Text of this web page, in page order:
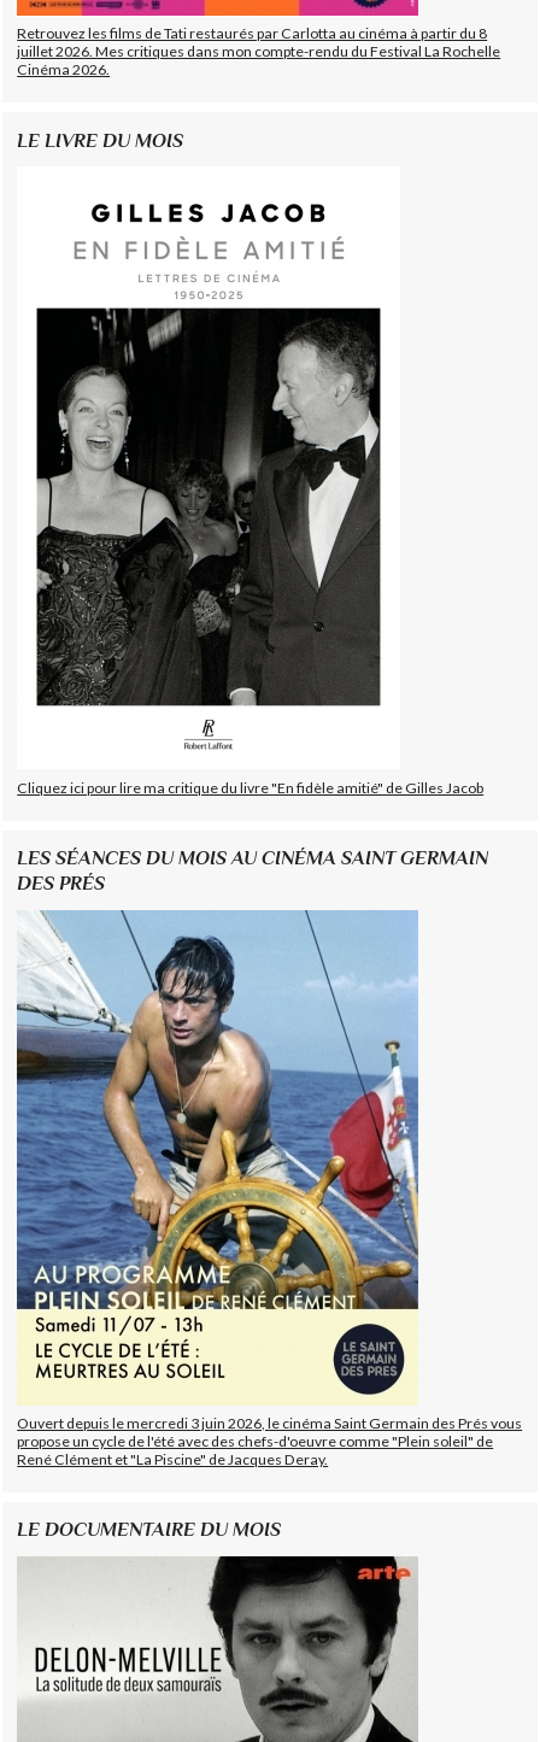
Retrouvez les films de Tati restaurés par Carlotta au cinéma à partir du 8
juillet 2026. Mes critiques dans mon compte-rendu du Festival La Rochelle
Cinéma 2026.
LE LIVRE DU MOIS
Cliquez ici pour lire ma critique du livre "En fidèle amitié" de Gilles Jacob
LES SÉANCES DU MOIS AU CINÉMA SAINT GERMAIN
DES PRÉS
Ouvert depuis le mercredi 3 juin 2026, le cinéma Saint Germain des Prés vous
propose un cycle de l'été avec des chefs-d'oeuvre comme "Plein soleil" de
René Clément et "La Piscine" de Jacques Deray.
LE DOCUMENTAIRE DU MOIS